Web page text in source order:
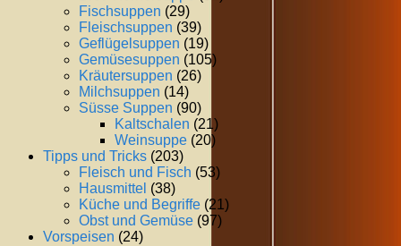
Fischsuppen (29)
Fleischsuppen (39)
Geflügelsuppen (19)
Gemüsesuppen (105)
Kräutersuppen (26)
Milchsuppen (14)
Süsse Suppen (90)
Kaltschalen (21)
Weinsuppe (20)
Tipps und Tricks (203)
Fleisch und Fisch (53)
Hausmittel (38)
Küche und Begriffe (21)
Obst und Gemüse (97)
Vorspeisen (24)